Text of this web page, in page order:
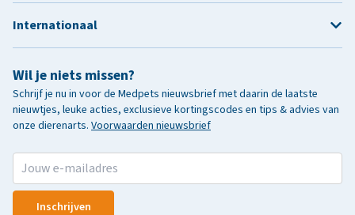
Wil je niets missen?
Schrijf je nu in voor de Medpets nieuwsbrief met daarin de laatste
nieuwtjes, leuke acties, exclusieve kortingscodes en tips & advies van
onze dierenarts. Voorwaarden nieuwsbrief
Inschrijven
Internationaal